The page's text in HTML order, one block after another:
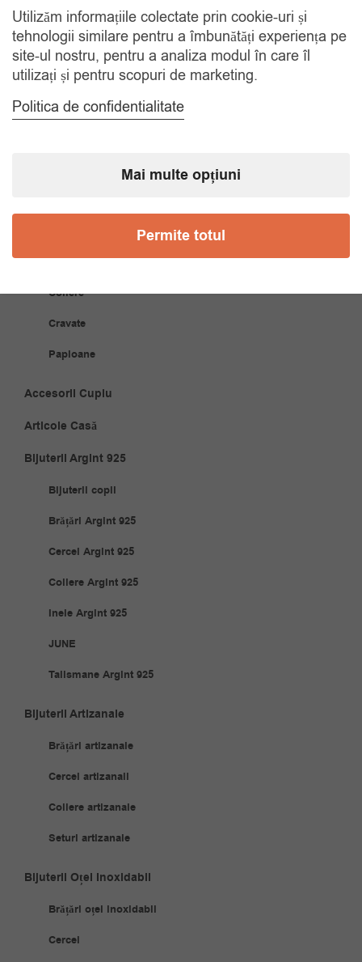
RETUR 30 ZILE
Gratuit, indiferent de motiv
Tel. 0770420114
Brățări
Coliere
Cravate
Papioane
Accesorii Cuplu
Articole Casă
Bijuterii Argint 925
Bijuterii copii
Brățări Argint 925
Cercei Argint 925
Coliere Argint 925
Inele Argint 925
JUNE
Talismane Argint 925
Bijuterii Artizanale
Brățări artizanale
Cercei artizanali
Coliere artizanale
Seturi artizanale
Bijuterii Oțel Inoxidabil
Brățări oțel inoxidabil
Cercei
Utilizăm informațiile colectate prin cookie-uri și
tehnologii similare pentru a îmbunătăți experiența pe
site-ul nostru, pentru a analiza modul în care îl
utilizați și pentru scopuri de marketing.
Politica de confidentialitate
Mai multe opțiuni
Permite totul